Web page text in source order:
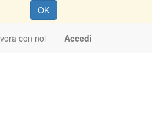
OK
con noi Accedi